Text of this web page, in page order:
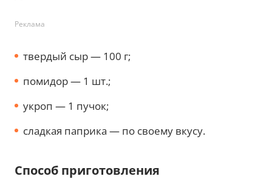
Реклама
твердый сыр — 100 г;
помидор — 1 шт.;
укроп — 1 пучок;
сладкая паприка — по своему вкусу.
Способ приготовления